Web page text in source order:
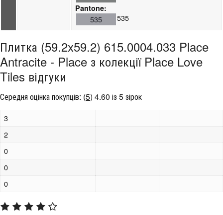
Pantone:
535 535
Плитка (59.2x59.2) 615.0004.033 Place
Antracite - Place з колекції Place Love
Tiles відгуки
Середня оцінка покупців: (5) 4.60 із 5 зірок
3
2
0
0
0